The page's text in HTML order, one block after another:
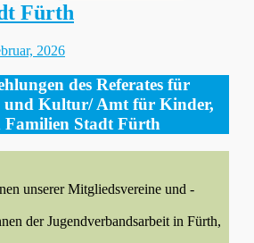
Fürth
2026
des Referates für
und Kultur/ Amt für Kinder,
Familien Stadt Fürth
unserer Mitgliedsvereine und -
der Jugendverbandsarbeit in Fürth,